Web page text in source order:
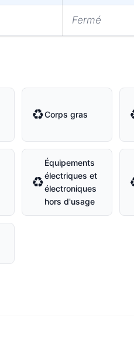
Fermé
♻Corps gras
♻
Équipements
électriques et
électroniques
hors d'usage